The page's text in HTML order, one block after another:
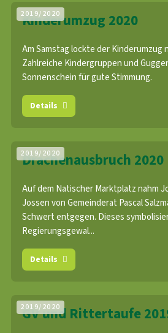
2019/2020
Kinderumzug 2020
Am Samstag lockte der Kinderumzug
Zahlreiche Kindergruppen und
Sonnenschein für gute Stimmung.
Details
2019/2020
Drachenausbruch 2020
Auf dem Natischer Marktplatz nahm
Jossen von Gemeinderat Pascal
Schwert entgegen. Dieses
Regierungsgewal...
Details
2019/2020
GV und Rittertaufe